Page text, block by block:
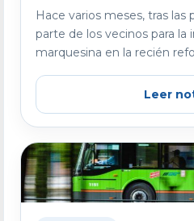
Hace varios meses, tras
parte de los vecinos para la
marquesina en la recién
Leer